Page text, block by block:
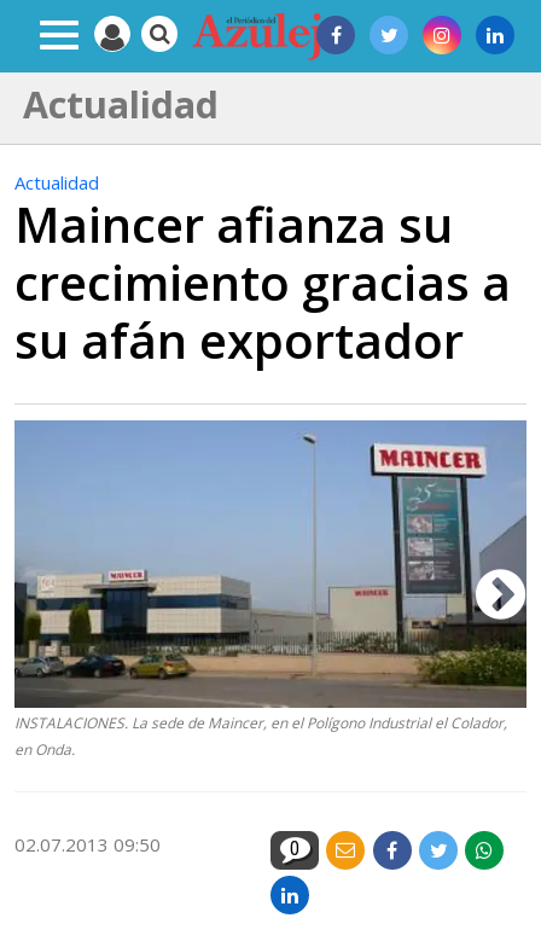
Actualidad
Actualidad
Maincer afianza su
crecimiento gracias a
su afán exportador
INSTALACIONES. La sede de Maincer, en el Polígono Industrial el Colador,
en Onda.
02.07.2013 09:50 0